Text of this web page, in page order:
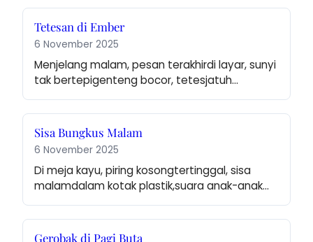
Tetesan di Ember
6 November 2025
Menjelang malam, pesan terakhirdi layar, sunyi
tak bertepigenteng bocor, tetesjatuh…
Sisa Bungkus Malam
6 November 2025
Di meja kayu, piring kosongtertinggal, sisa
malamdalam kotak plastik,suara anak-anak…
Gerobak di Pagi Buta